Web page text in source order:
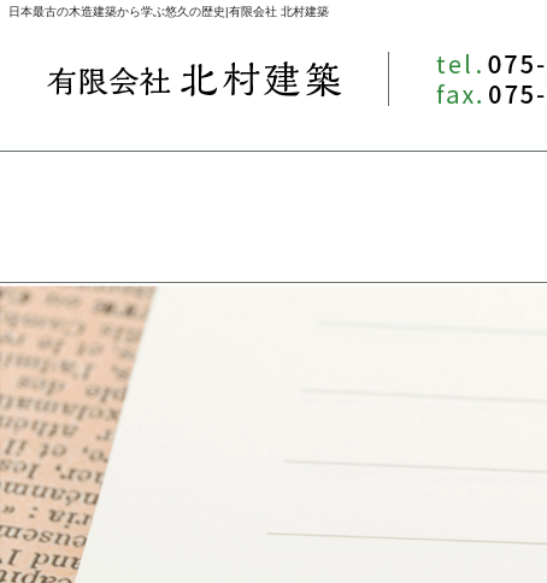
日本最古の木造建築から学ぶ悠久の歴史|有限会社 北村建築